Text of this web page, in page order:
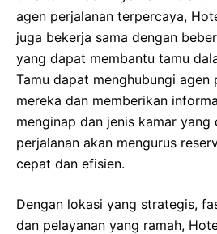
agen perjalanan terpercaya,
juga bekerja sama dengan
yang dapat membantu tamu
Tamu dapat menghubungi agen
mereka dan memberikan
menginap dan jenis kamar yang
perjalanan akan mengurus
cepat dan efisien.
Dengan lokasi yang strategis,
dan pelayanan yang ramah,